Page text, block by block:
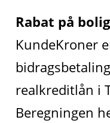
Rabat på
KundeKroner
realkreditlån i
Beregningen